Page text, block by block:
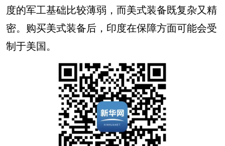
度的军工基础比较薄弱，而美式装备既复杂又精
密。购买美式装备后，印度在保障方面可能会受
制于美国。